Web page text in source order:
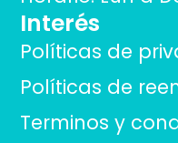
Interés
Políticas de
Políticas de
Terminos y